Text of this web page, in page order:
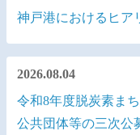
神戸港におけるヒア
2026.08.04